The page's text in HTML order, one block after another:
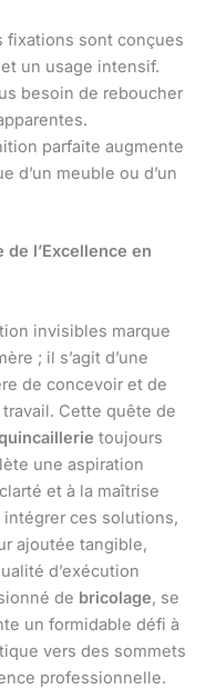
fixations sont conçues
un usage intensif.
besoin de reboucher
parfaite augmente
d’un meuble ou d’un
de l’Excellence en
invisibles marque
; il s’agit d’une
de concevoir et de
Cette quête de
toujours
une aspiration
et à la maîtrise
ces solutions,
ajoutée tangible,
d’exécution
de bricolage, se
un formidable défi à
vers des sommets
professionnelle.